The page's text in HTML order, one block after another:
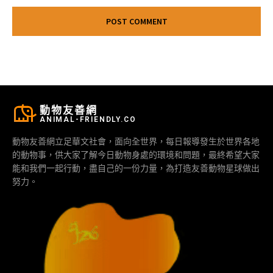
動物友善網
ANIMAL-FRIENDLY.CO
動物友善網立足華文社會，面向全世界，每日報導發生於世界各地
的動物事，供大家了解今日動物身處的環境和問題，最終希望大家
能和我們一起行動，盡自己的一份力量，為打造友善動物星球做出
努力。